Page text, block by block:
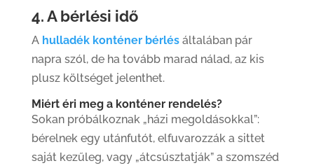
4. A bérlési idő
A hulladék konténer bérlésáltalában pár
napra szól, de ha tovább marad nálad, az kis
plusz költséget jelenthet.
Miért éri meg a konténer rendelés?
Sokan próbálkoznak „házi megoldásokkal”:
bérelnek egy utánfutót, elfuvarozzák a sittet
saját kezűleg, vagy „átcsúsztatják” a szomszéd